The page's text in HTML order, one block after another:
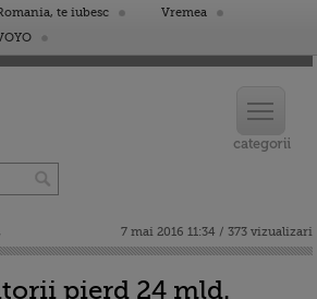
te iubesc
Vremea
7 mai 2016 11:34 / 373 vizualizari
pierd 24 mld.